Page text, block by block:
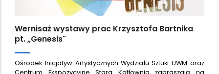
Wernisaż wystawy prac Krzysztofa Bartnika
pt. „Genesis"
Ośrodek Inicjatyw Artystycznych Wydziału Sztuki UWM oraz
Centrum Ekspozycyjne Stara Kotłownia zapraszają na